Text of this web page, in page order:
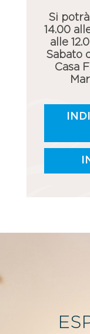
Si
14.00
alle
Sabato
Casa